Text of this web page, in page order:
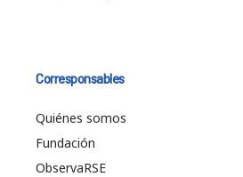
Corresponsables
Quiénes somos
Fundación
ObservaRSE